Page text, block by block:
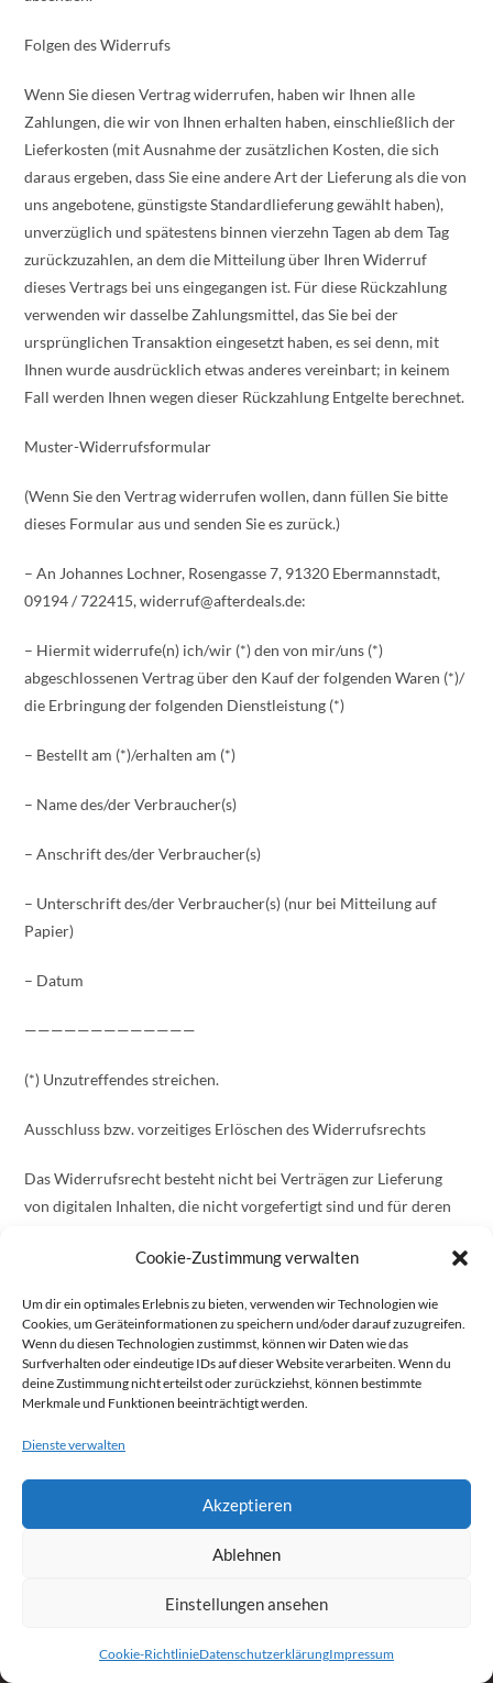
Cookie-Zustimmung verwalten
Um dir ein optimales Erlebnis zu bieten, verwenden wir Technologien wie
Cookies, um Geräteinformationen zu speichern und/oder darauf zuzugreifen.
Wenn du diesen Technologien zustimmst, können wir Daten wie das
Surfverhalten oder eindeutige IDs auf dieser Website verarbeiten. Wenn du
deine Zustimmung nicht erteilst oder zurückziehst, können bestimmte
Merkmale und Funktionen beeinträchtigt werden.
Dienste verwalten
Akzeptieren
Ablehnen
Einstellungen ansehen
Cookie-RichtlinieDatenschutzerklärungImpressum
Folgen des Widerrufs
Wenn Sie diesen Vertrag widerrufen, haben wir Ihnen alle
Zahlungen, die wir von Ihnen erhalten haben, einschließlich der
Lieferkosten (mit Ausnahme der zusätzlichen Kosten, die sich
daraus ergeben, dass Sie eine andere Art der Lieferung als die von
uns angebotene, günstigste Standardlieferung gewählt haben),
unverzüglich und spätestens binnen vierzehn Tagen ab dem Tag
zurückzuzahlen, an dem die Mitteilung über Ihren Widerruf
dieses Vertrags bei uns eingegangen ist. Für diese Rückzahlung
verwenden wir dasselbe Zahlungsmittel, das Sie bei der
ursprünglichen Transaktion eingesetzt haben, es sei denn, mit
Ihnen wurde ausdrücklich etwas anderes vereinbart; in keinem
Fall werden Ihnen wegen dieser Rückzahlung Entgelte berechnet.
Muster-Widerrufsformular
(Wenn Sie den Vertrag widerrufen wollen, dann füllen Sie bitte
dieses Formular aus und senden Sie es zurück.)
– An Johannes Lochner, Rosengasse 7, 91320 Ebermannstadt,
09194 / 722415, widerruf@afterdeals.de:
– Hiermit widerrufe(n) ich/wir (*) den von mir/uns (*)
abgeschlossenen Vertrag über den Kauf der folgenden Waren (*)/
die Erbringung der folgenden Dienstleistung (*)
– Bestellt am (*)/erhalten am (*)
– Name des/der Verbraucher(s)
– Anschrift des/der Verbraucher(s)
– Unterschrift des/der Verbraucher(s) (nur bei Mitteilung auf
Papier)
– Datum
—————————————
(*) Unzutreffendes streichen.
Ausschluss bzw. vorzeitiges Erlöschen des Widerrufsrechts
Das Widerrufsrecht besteht nicht bei Verträgen zur Lieferung
von digitalen Inhalten, die nicht vorgefertigt sind und für deren
den Verbraucher maßgeblich ist oder die eindeutig auf die
Das Widerrufsrecht erlischt vorzeitig, wenn wir mit der
Ausführung des Vertrages erst begonnen haben, nachdem Sie
dazu Ihre ausdrückliche Zustimmung gegeben und gleichzeitig
mit Beginn der Vertragserfüllung unsererseits verlieren. Wir
weisen darauf hin, dass wir den Vertragsschluss von der
vorgenannten Zustimmung und Bestätigung abhängig machen
können.